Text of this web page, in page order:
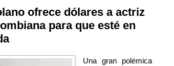
ofrece dólares a actriz
para que esté en
Una gran polémica